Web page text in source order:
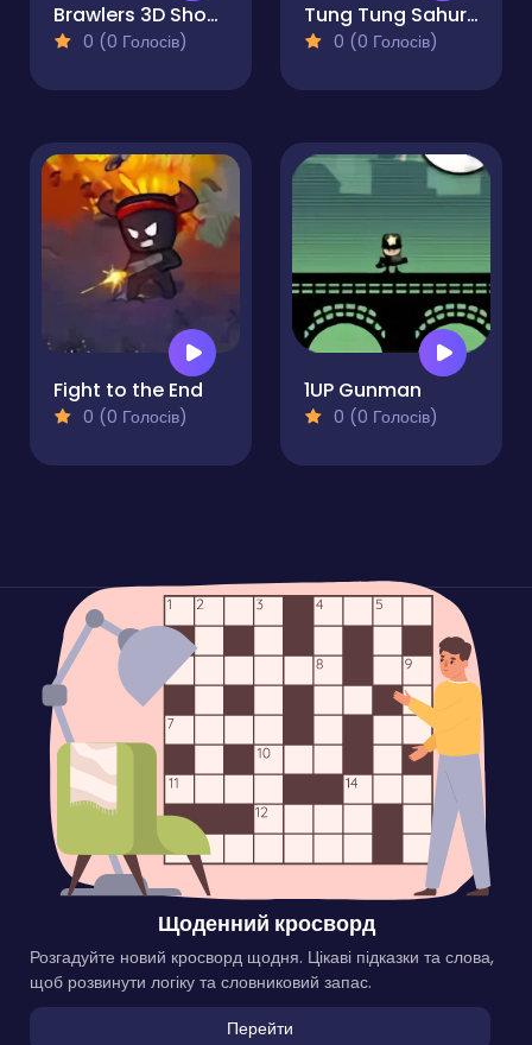
Brawlers 3D Shooter Stars
0 (0 Голосів)
Tung Tung Sahur Invasion
0 (0 Голосів)
Fight to the End
0 (0 Голосів)
1UP Gunman
0 (0 Голосів)
Щоденний кросворд
Розгадуйте новий кросворд щодня. Цікаві підказки та слова,
щоб розвинути логіку та словниковий запас.
Перейти